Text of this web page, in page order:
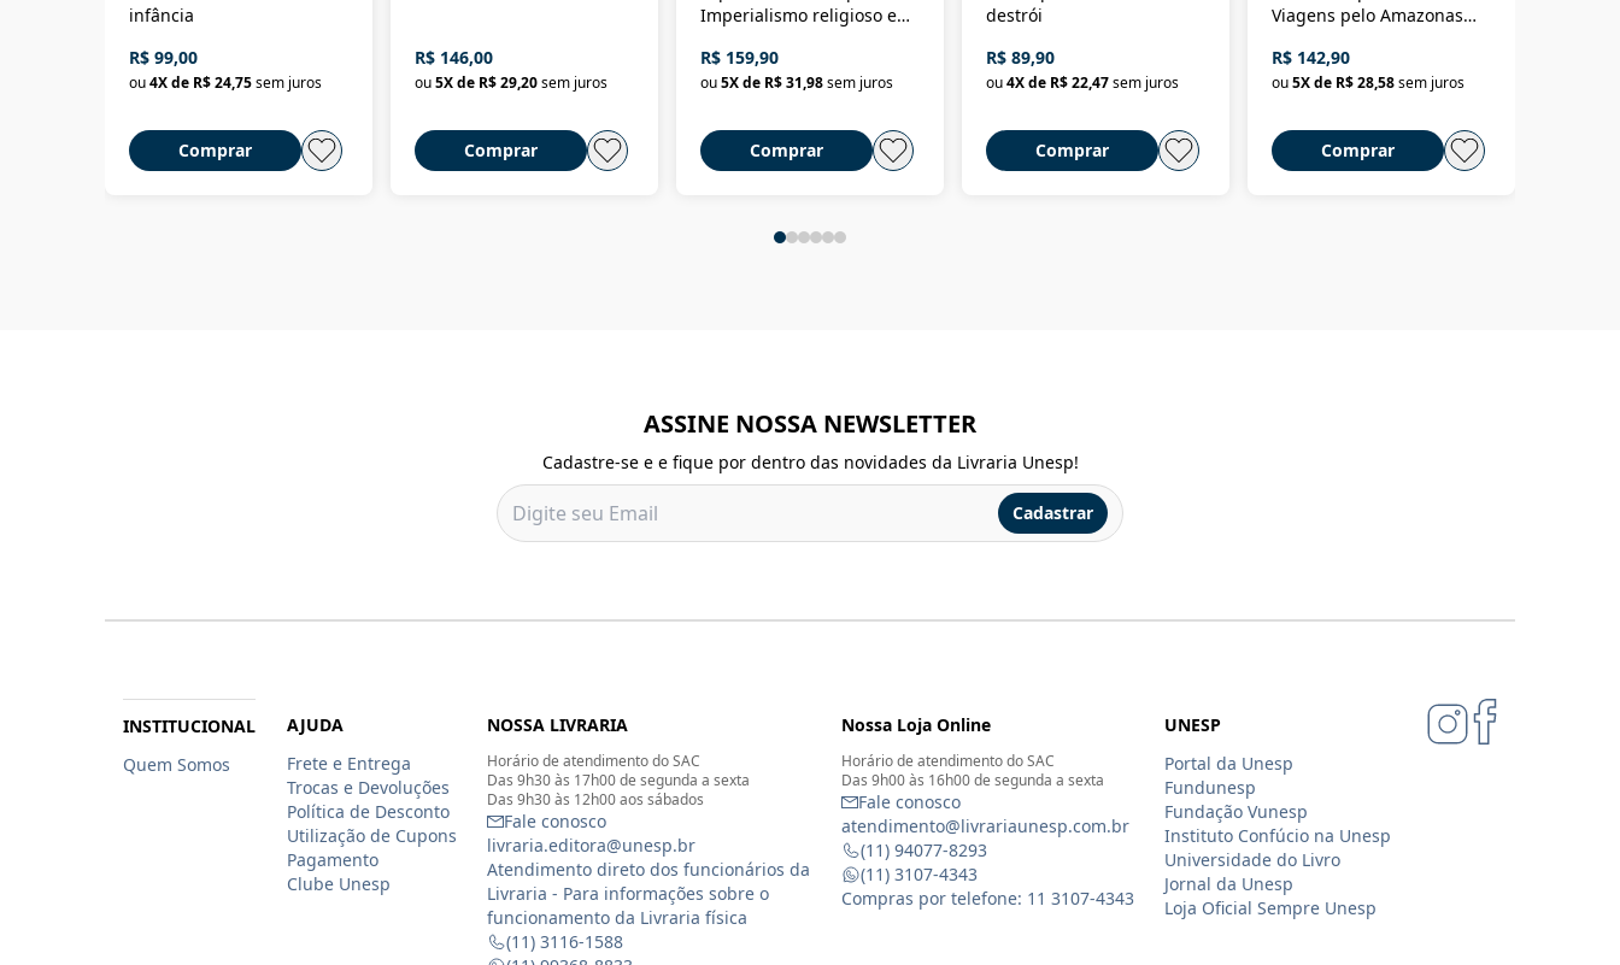
infância
R$ 99,00
ou4X de R$ 24,75sem juros
Comprar
R$ 146,00
ou5X de R$ 29,20sem juros
Comprar
Imperialismo religioso e
Brasil
R$ 159,90
ou5X de R$ 31,98sem juros
Comprar
destrói
R$ 89,90
ou4X de R$ 22,47sem juros
Comprar
Viagens pelo Amazonas
até a Bolívia e por Marajó
até dizer chega
R$ 142,90
ou5X de R$ 28,58sem juros
Comprar
ASSINE NOSSA NEWSLETTER
Cadastre-se e e fique por dentro das novidades da Livraria Unesp!
Cadastrar
INSTITUCIONAL
Quem Somos
AJUDA
Frete e Entrega
Trocas e Devoluções
Política de Desconto
Utilização de Cupons
Pagamento
Clube Unesp
NOSSA LIVRARIA
Horário de atendimento do SAC
Das 9h30 às 17h00 de segunda a sexta
Das 9h30 às 12h00 aos sábados
Fale conosco
livraria.editora@unesp.br
Atendimento direto dos funcionários da
Livraria - Para informações sobre o
funcionamento da Livraria física
(11) 3116-1588
Nossa Loja Online
Horário de atendimento do SAC
Das 9h00 às 16h00 de segunda a sexta
Fale conosco
atendimento@livrariaunesp.com.br
(11) 94077-8293
(11) 3107-4343
Compras por telefone: 11 3107-4343
UNESP
Portal da Unesp
Fundunesp
Fundação Vunesp
Instituto Confúcio na Unesp
Universidade do Livro
Jornal da Unesp
Loja Oficial Sempre Unesp